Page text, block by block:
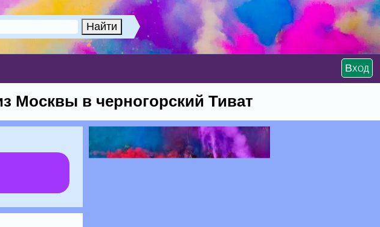
Вход
Москвы в черногорский Тиват